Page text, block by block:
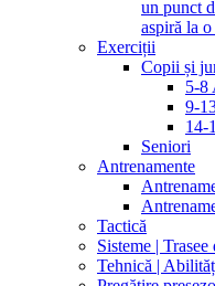
un punct
aspiră la
Exerciții
Copii și
5-8
9-
14-
Seniori
Antrenamente
Tactică
Sisteme | Trasee
Tehnică |